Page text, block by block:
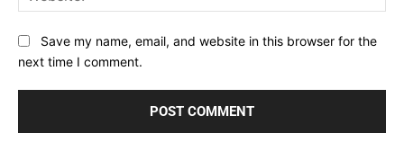
Save my name, email, and website in this browser for the
next time I comment.